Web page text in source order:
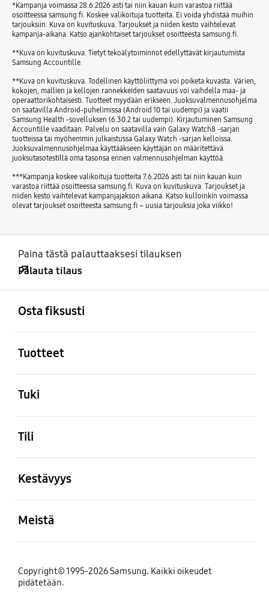
*Kampanja voimassa 28.6.2026 asti tai niin kauan kuin varastoa riittää
osoitteessa samsung.fi. Koskee valikoituja tuotteita. Ei voida yhdistää muihin
tarjouksiin. Kuva on kuvituskuva. Tarjoukset ja niiden kesto vaihtelevat
kampanja-aikana. Katso ajankohtaiset tarjoukset osoitteesta samsung.fi.
**Kuva on kuvituskuva. Tietyt tekoälytoiminnot edellyttävät kirjautumista
Samsung Accountille.
**Kuva on kuvituskuva. Todellinen käyttöliittymä voi poiketa kuvasta. Värien,
kokojen, mallien ja kellojen rannekkeiden saatavuus voi vaihdella maa- ja
operaattorikohtaisesti. Tuotteet myydään erikseen. Juoksuvalmennusohjelma
on saatavilla Android-puhelimissa (Android 10 tai uudempi) ja vaatii
Samsung Health -sovelluksen (6.30.2 tai uudempi). Kirjautuminen Samsung
Accountille vaaditaan. Palvelu on saatavilla vain Galaxy Watch8 -sarjan
tuotteissa tai myöhemmin julkaistussa Galaxy Watch -sarjan kelloissa.
Juoksuvalmennusohjelmaa käyttääkseen käyttäjän on määritettävä
juoksutasotestillä oma tasonsa ennen valmennusohjelman käyttöä.
***Kampanja koskee valikoituja tuotteita 7.6.2026 asti tai niin kauan kuin
varastoa riittää osoitteessa samsung.fi. Kuva on kuvituskuva. Tarjoukset ja
niiden kesto vaihtelevat kampanjajakson aikana. Katso kulloinkin voimassa
olevat tarjoukset osoitteesta samsung.fi – uusia tarjouksia joka viikko!
Paina tästä palauttaaksesi tilauksen
Palauta tilaus
Osta fiksusti
Tuotteet
Tuki
Tili
Kestävyys
Meistä
Copyright© 1995-2026 Samsung. Kaikki oikeudet
pidätetään.